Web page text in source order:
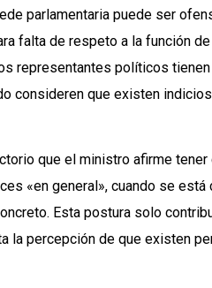
parlamentaria puede ser
falta de respeto a la función
representantes políticos
consideren que existen
que el ministro afirme
«en general», cuando se
Esta postura solo
la percepción de que existen